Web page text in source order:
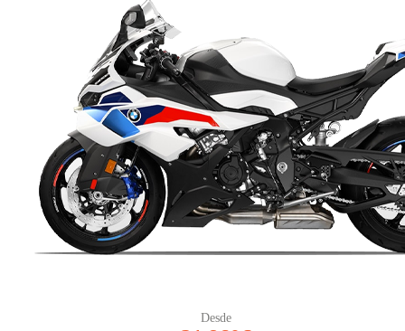
Desde